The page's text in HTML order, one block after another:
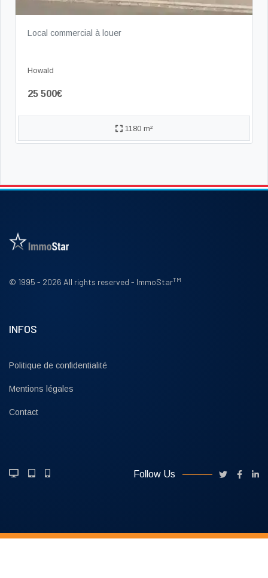
Local commercial à louer
Howald
25 500€
1180 m²
© 1995 - 2026 All rights reserved - ImmoStarTM
INFOS
Politique de confidentialité
Mentions légales
Contact
Follow Us